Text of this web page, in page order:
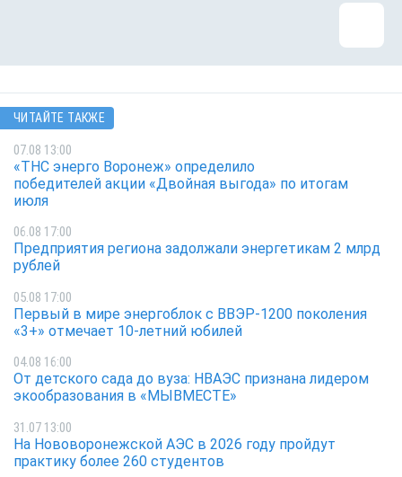
ЧИТАЙТЕ ТАКЖЕ
07.08 13:00
«ТНС энерго Воронеж» определило
победителей акции «Двойная выгода» по итогам
июля
06.08 17:00
Предприятия региона задолжали энергетикам 2 млрд
рублей
05.08 17:00
Первый в мире энергоблок с ВВЭР-1200 поколения
«3+» отмечает 10-летний юбилей
04.08 16:00
От детского сада до вуза: НВАЭС признана лидером
экообразования в «МЫВМЕСТЕ»
31.07 13:00
На Нововоронежской АЭС в 2026 году пройдут
практику более 260 студентов